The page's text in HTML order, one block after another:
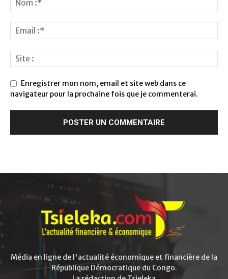
Enregistrer mon nom, email et site web dans ce
navigateur pour la prochaine fois que je commenterai.
Média en ligne de l'actualité économique et financière de la
République Démocratique du Congo.